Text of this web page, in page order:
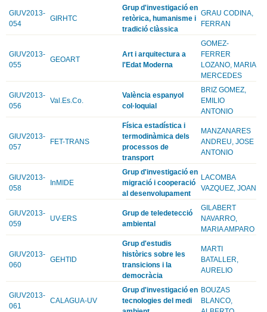
GIUV2013-
054
GIRHTC
Grup d'investigació en
retòrica, humanisme i
tradició clàssica
GRAU CODINA,
FERRAN
GIUV2013-
055
GEOART
Art i arquitectura a
l'Edat Moderna
GOMEZ-
FERRER
LOZANO, MARIA
MERCEDES
GIUV2013-
056
Val.Es.Co.
València espanyol
col·loquial
BRIZ GOMEZ,
EMILIO
ANTONIO
GIUV2013-
057
FET-TRANS
Física estadística i
termodinàmica dels
processos de
transport
MANZANARES
ANDREU, JOSE
ANTONIO
GIUV2013-
058
InMIDE
Grup d'investigació en
migració i cooperació
al desenvolupament
LACOMBA
VAZQUEZ, JOAN
GIUV2013-
059
UV-ERS
Grup de teledetecció
ambiental
GILABERT
NAVARRO,
MARIA AMPARO
GIUV2013-
060
GEHTID
Grup d'estudis
històrics sobre les
transicions i la
democràcia
MARTI
BATALLER,
AURELIO
GIUV2013-
061
CALAGUA-UV
Grup d'investigació en
tecnologies del medi
BOUZAS
BLANCO,